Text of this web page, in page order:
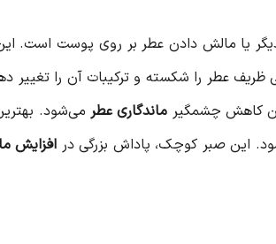
یا مالش دادن عطر بر روی پوست است.
عطر را شکسته و ترکیبات آن را تغییر
ماندگاری عطر می‌شود.
این صبر کوچک، پاداش بزرگی در افزایش